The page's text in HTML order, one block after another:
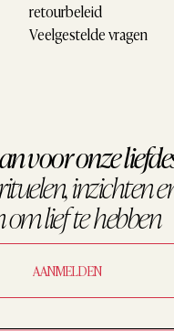
retourbeleid
Veelgestelde vragen
voor onze
rituelen, inzichten
omlief te hebben
AANMELDEN